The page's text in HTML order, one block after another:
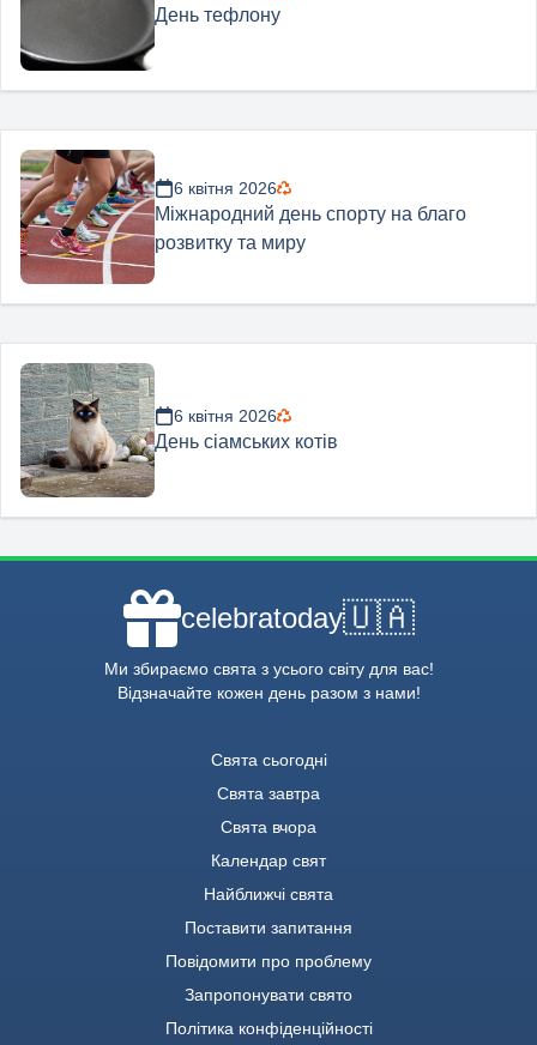
День тефлону
6 квітня 2026
Міжнародний день спорту на благо
розвитку та миру
6 квітня 2026
День сіамських котів
celebratoday🇺🇦
Ми збираємо свята з усього світу для вас!
Відзначайте кожен день разом з нами!
Свята сьогодні
Свята завтра
Свята вчора
Календар свят
Найближчі свята
Поставити запитання
Повідомити про проблему
Запропонувати свято
Політика конфіденційності